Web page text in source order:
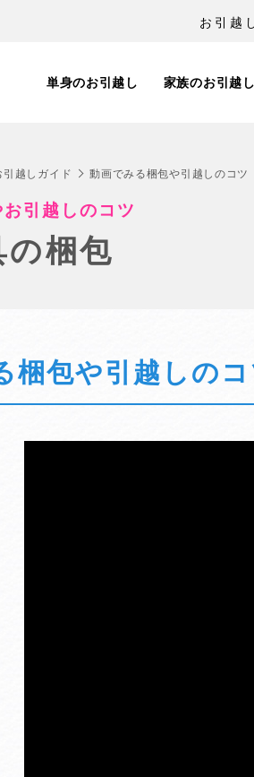
お引越
単身のお引越し 家族のお引越し
引越しガイド 動画でみる梱包や引越しのコツ
引越しのコツ
の梱包
梱包や引越しのコ